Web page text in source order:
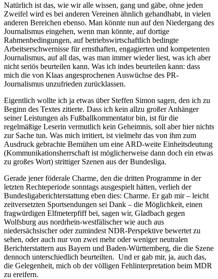
Natürlich ist das, wie wir alle wissen, gang und gäbe, ohne jeden
Zweifel wird es bei anderen Vereinen ähnlich gehandhabt, in vielen
anderen Bereichen ebenso. Man könnte nun auf den Niedergang des
Journalismus eingehen, wenn man könnte, auf dortige
Rahmenbedingungen, auf betriebswirtschaftlich bedingte
Arbeitserschwernisse für ernsthaften, engagierten und kompetenten
Journalismus, auf all das, was man immer wieder liest, was ich aber
nicht seriös beurteilen kann. Was ich indes beurteilen kann: dass
mich die von Klaas angesprochenen Auswüchse des PR-
Journalismus unzufrieden zurücklassen.
Eigentlich wollte ich ja etwas über Steffen Simon sagen, den ich zu
Beginn des Textes zitierte. Dass ich kein allzu großer Anhänger
seiner Leistungen als Fußballkommentator bin, ist für die
regelmäßige Leserin vermutlich kein Geheimnis, soll aber hier nichts
zur Sache tun. Was mich irritiert, ist vielmehr das von ihm zum
Ausdruck gebrachte Bemühen um eine ARD-weite Einheitsdeutung
(Kommunikationsherrschaft ist möglicherweise dann doch ein etwas
zu großes Wort) strittiger Szenen aus der Bundesliga.
Gerade jener föderale Charme, den die dritten Programme in der
letzten Rechteperiode sonntags ausgespielt hätten, verlieh der
Bundesligaberichterstattung eben dies: Charme. Er gab mir – leicht
zeitversetzten Sportsendungen sei Dank – die Möglichkeit, einen
fragwürdigen Elfmeterpfiff bei, sagen wir, Gladbach gegen
Wolfsburg aus nordrhein-westfälischer wie auch aus
niedersächsischer oder zumindest NDR-Perspektive bewertet zu
sehen, oder auch nur von zwei mehr oder weniger neutralen
Berichterstattern aus Bayern und Baden-Württemberg, die die Szene
dennoch unterschiedlich beurteilten. Und er gab mir, ja, auch das,
die Gelegenheit, mich ob der völligen Fehlinterpretation beim MDR
zu ereifern.